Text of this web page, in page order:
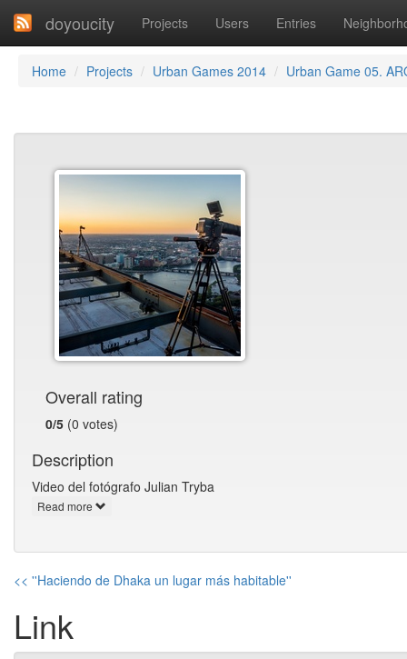
doyoucity Projects Users Entries
Home Projects Urban Games 2014 Urban Game 05.
Overall rating
0/5 (0 votes)
Description
Video del fotógrafo Julian Tryba
Read more
<< ''Haciendo de Dhaka un lugar más habitable''
Link